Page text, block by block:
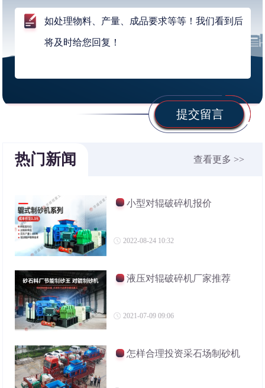
提交留言
热门新闻 查看更多 >>
小型对辊破碎机报价
2022-08-24 10:32
液压对辊破碎机厂家推荐
2021-07-09 09:06
怎样合理投资采石场制砂机